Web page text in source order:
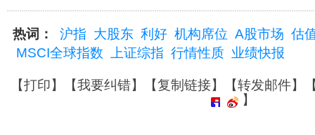
热词： 沪指 大股东 利好 机构席位 A股市场 估
MSCI全球指数
上证综指 行情性质 业绩快报
【打印】【我要纠错】【复制链接】【转发邮件】
】